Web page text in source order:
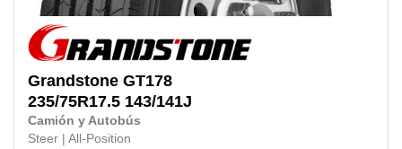
Grandstone GT178
235/75R17.5 143/141J
Camión y Autobús
Steer
All-Position